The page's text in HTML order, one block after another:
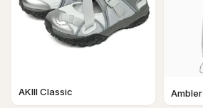
AKIII Classic Ambler